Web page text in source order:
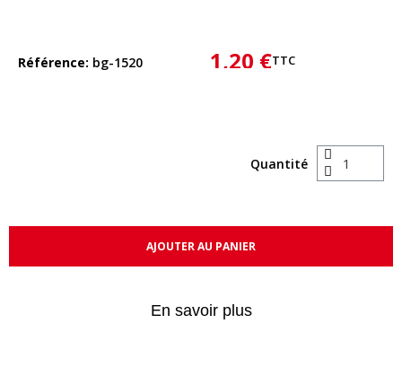
Référence bg-1520 1,20 €TTC
Quantité
AJOUTER AU PANIER
En savoir plus